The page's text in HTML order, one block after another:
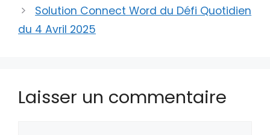
Solution Connect Word du Défi Quotidien
du 4 Avril 2025
Laisser un commentaire